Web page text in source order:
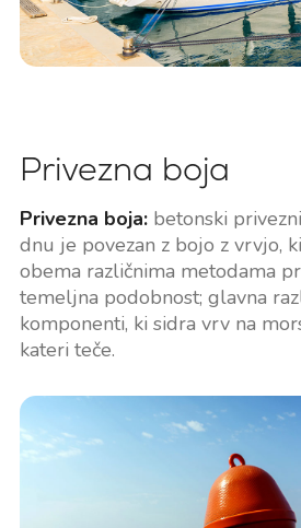
Privezna boja
Privezna boja:betonski
dnu je povezan z bojo z vrvjo,
obema različnima metodama
temeljna podobnost; glavna
komponenti, ki sidra vrv na
kateri teče.